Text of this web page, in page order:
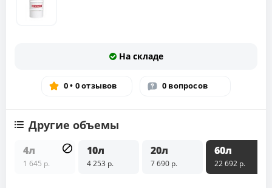
На складе
0 • 0 отзывов 0 вопросов
Другие объемы
4л
1 645 р.
10л
4 253 р.
20л
7 690 р.
60л
22 692 р.